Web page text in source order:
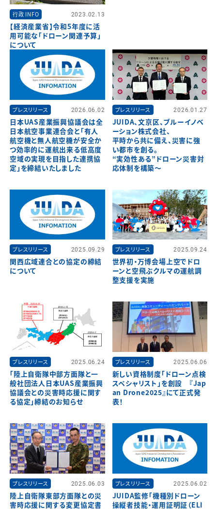
行政 INFO 2023.02.13
【経済産業省】令和5年度に活
用可能な「ドローン関連予算」
について
プレスリリース 2026.06.02
日本UAS産業振興協議会は全
日本航空事業連合会と「有人
航空機と無人航空機が安全か
つ効率的に運航出来る低高度
空域の実現を目指した連携協
定」を締結いたしました
プレスリリース 2026.01.27
JUIDA、文京区、ブルーイノベ
ーション株式会社、
平時から共に備え、災害に強
い都市を創る。
“実効性ある”ドローン災害対
応体制を構築～
プレスリリース 2025.09.29
関西広域連合との協定の締結
について
プレスリリース 2025.09.24
世界初・万博会場上空でドロ
ーンと空飛ぶクルマの運航調
整支援を実施
プレスリリース 2025.06.24
「陸上自衛隊中部方面隊と一
般社団法人日本UAS産業振興
協議会との災害時応援に関す
る協定」締結のお知らせ
プレスリリース 2025.06.06
新しい資格制度「ドローン点検
スペシャリスト」を創設 『Jap
an Drone2025』にて正式発
表！
プレスリリース 2025.06.03
陸上自衛隊東部方面隊との災
害時応援に関する変更協定書
プレスリリース 2025.06.02
JUIDA監修「機種別ドローン
操縦者技能・運用証明証（ELI